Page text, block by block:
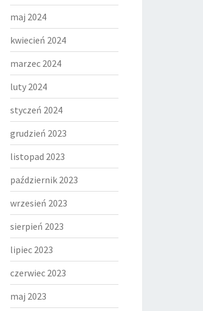
maj 2024
kwiecień 2024
marzec 2024
luty 2024
styczeń 2024
grudzień 2023
listopad 2023
październik 2023
wrzesień 2023
sierpień 2023
lipiec 2023
czerwiec 2023
maj 2023